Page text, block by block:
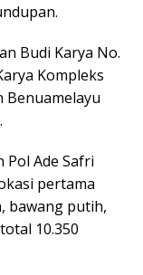
Budi Karya No.
Kompleks
Benuamelayu
Ade Safri
pertama
bawang putih,
10.350